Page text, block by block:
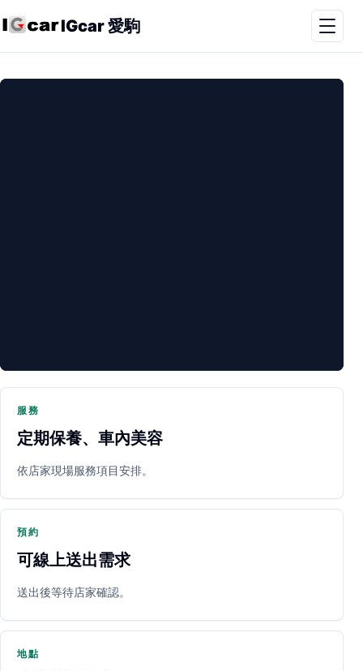
IGcar 愛駒
PARTNER SHOP
立即預約 開啟地圖 其他店家
服務
定期保養、車內美容
依店家現場服務項目安排。
預約
可線上送出需求
送出後等待店家確認。
地點